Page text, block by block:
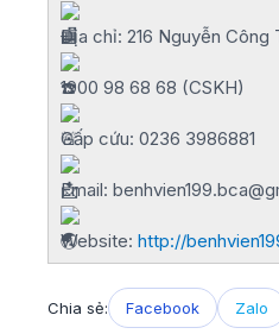
Địa chỉ: 216 Nguyễn Công
1900 98 68 68 (CSKH)
Cấp cứu: 0236 3986881
Email:
Website: http://
Chia sẻ: Facebook Zalo